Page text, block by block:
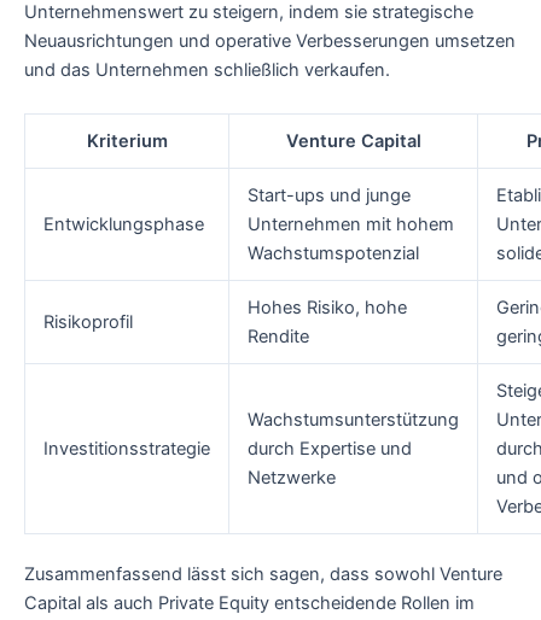
Unternehmenswert zu steigern, indem sie strategische
Neuausrichtungen und operative Verbesserungen umsetzen
und das Unternehmen schließlich verkaufen.
Kriterium Venture Capital
Entwicklungsphase
Start-ups und junge
Unternehmen mit hohem
Wachstumspotenzial
Risikoprofil
Hohes Risiko, hohe
Rendite
Investitionsstrategie
Wachstumsunterstützung
durch Expertise und
Netzwerke
und
Zusammenfassend lässt sich sagen, dass sowohl Venture
Capital als auch Private Equity entscheidende Rollen im